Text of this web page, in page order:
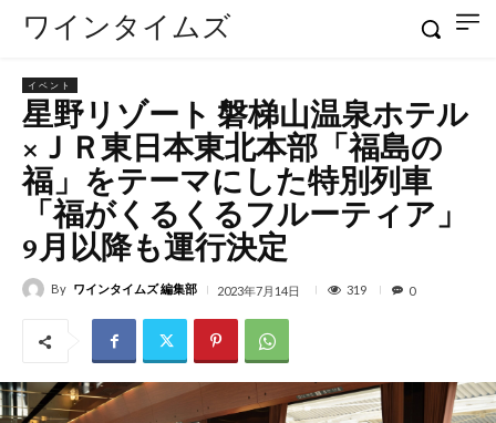
ワインタイムズ
イベント
星野リゾート 磐梯山温泉ホテル
×ＪＲ東日本東北本部「福島の
福」をテーマにした特別列車
「福がくるくるフルーティア」
9月以降も運行決定
By ワインタイムズ 編集部 2023年7月14日 319 0